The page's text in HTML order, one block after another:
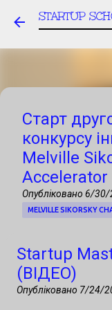
STARTUP
Старт
конкурсу
Melville
Accelerator
Опубліковано 6/30/
MELVILLE SIKORSKY
команди,
компанії до
Startup
(ВІДЕО)
Опубліковано 7/24/